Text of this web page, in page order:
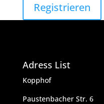
Registrieren
Adress List
Kopphof
Paustenbacher Str. 6